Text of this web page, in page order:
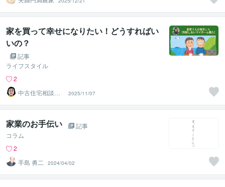
家を買って幸せになりたい！どうすればい
いの？
記事
ライフスタイル
2
中古住宅相談窓
口・いえあーる
2025/11/07
家業のお手伝い
記事
コラム
2
手島 勇二
2024/04/02